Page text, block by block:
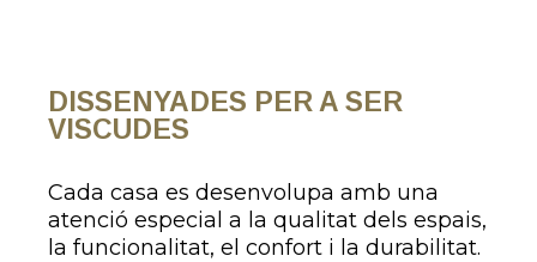
DISSENYADES PER A SER
VISCUDES
Cada casa es desenvolupa amb una
atenció especial a la qualitat dels espais,
la funcionalitat, el confort i la durabilitat.